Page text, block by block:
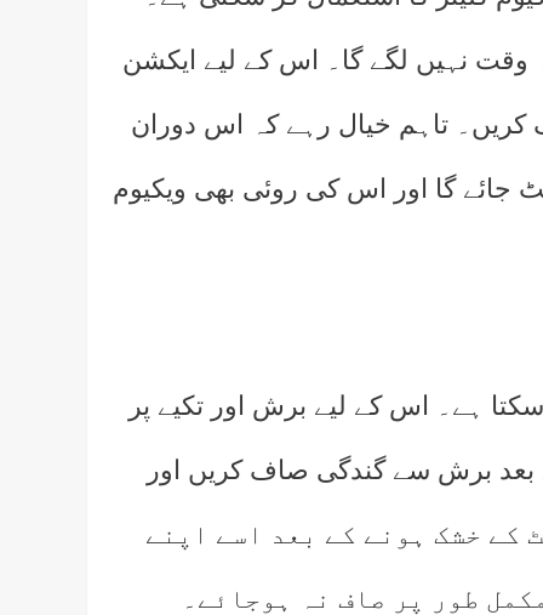
وقت نہیں لگے گا۔ اس کے لیے ایکشن
کریں۔ تاہم خیال رہے کہ اس دوران
جائے گا اور اس کی روئی بھی ویکیوم
ہے۔ اس کے لیے برش اور تکیے پر
بعد برش سے گندگی صاف کریں اور
پیسٹ کے خشک ہونے کے بعد اسے اپنے
طور پر صاف نہ ہوجائے۔